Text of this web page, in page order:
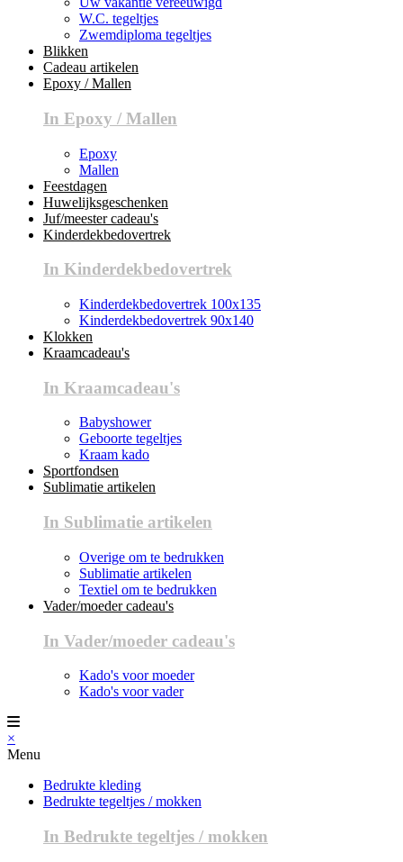
W.C. tegeltjes
Zwemdiploma tegeltjes
Blikken
Cadeau artikelen
Epoxy / Mallen
In Epoxy / Mallen
Epoxy
Mallen
Feestdagen
Huwelijksgeschenken
Juf/meester cadeau's
Kinderdekbedovertrek
In Kinderdekbedovertrek
Kinderdekbedovertrek 100x135
Kinderdekbedovertrek 90x140
Klokken
Kraamcadeau's
In Kraamcadeau's
Babyshower
Geboorte tegeltjes
Kraam kado
Sportfondsen
Sublimatie artikelen
In Sublimatie artikelen
Overige om te bedrukken
Sublimatie artikelen
Textiel om te bedrukken
Vader/moeder cadeau's
In Vader/moeder cadeau's
Kado's voor moeder
Kado's voor vader
×
Menu
Bedrukte kleding
Bedrukte tegeltjes / mokken
In Bedrukte tegeltjes / mokken